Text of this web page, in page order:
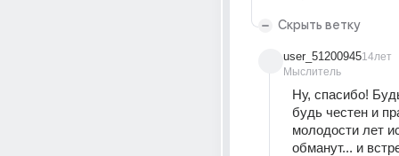
Скрыть ветку
user_51200945
Мыслитель
14лет
Ну, спасибо!
будь честен и
молодости лет
обманут... и